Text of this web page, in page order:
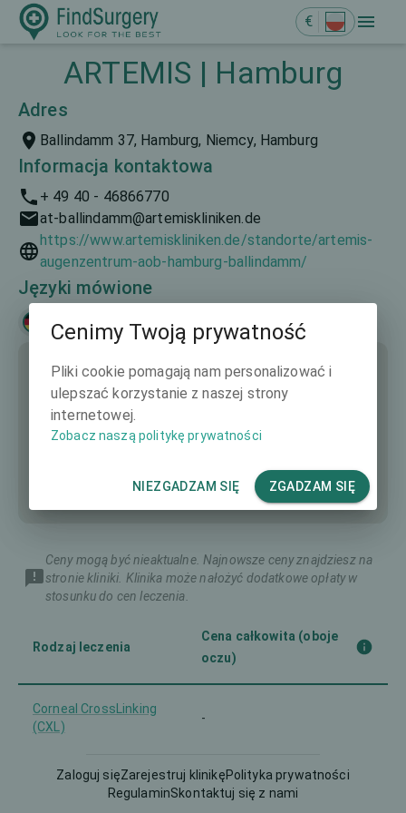
€
ARTEMIS | Hamburg
Adres
Ballindamm 37, Hamburg, Niemcy, Hamburg
Informacja kontaktowa
+ 49 40 - 46866770
at-ballindamm@artemiskliniken.de
https://www.artemiskliniken.de/standorte/artemis-
augenzentrum-aob-hamburg-ballindamm/
Języki mówione
Deutsch
Ceny mogą być nieaktualne. Najnowsze ceny znajdziesz na
stronie kliniki. Klinika może nałożyć dodatkowe opłaty w
stosunku do cen leczenia.
Rodzaj leczenia
Cena całkowita (oboje
oczu)
Corneal CrossLinking
(CXL)
-
Femto-LASIK 3990 €
Zaloguj sięZarejestruj klinikęPolityka prywatności
RegulaminSkontaktuj się z nami
Cenimy Twoją prywatność
Pliki cookie pomagają nam personalizować i
ulepszać korzystanie z naszej strony
internetowej.
Zobacz naszą politykę prywatności
NIEZGADZAM SIĘ ZGADZAM SIĘ